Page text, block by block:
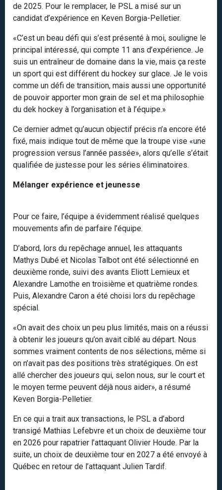
de 2025. Pour le remplacer, le PSL a misé sur un
candidat d’expérience en Keven Borgia-Pelletier.
«C’est un beau défi qui s’est présenté à moi, souligne le
principal intéressé, qui compte 11 ans d’expérience. Je
suis un entraîneur de domaine dans la vie, mais ça reste
un sport qui est différent du hockey sur glace. Je le vois
comme un défi de transition, mais aussi une opportunité
de pouvoir apporter mon grain de sel et ma philosophie
du dek hockey à l’organisation et à l’équipe.»
Ce dernier admet qu’aucun objectif précis n’a encore été
fixé, mais indique tout de même que la troupe vise «une
progression versus l’année passée», alors qu’elle s’était
qualifiée de justesse pour les séries éliminatoires.
Mélanger expérience et jeunesse
Pour ce faire, l’équipe a évidemment réalisé quelques
mouvements afin de parfaire l’équipe.
D’abord, lors du repêchage annuel, les attaquants
Mathys Dubé et Nicolas Talbot ont été sélectionné en
deuxième ronde, suivi des avants Eliott Lemieux et
Alexandre Lamothe en troisième et quatrième rondes.
Puis, Alexandre Caron a été choisi lors du repêchage
spécial.
«On avait des choix un peu plus limités, mais on a réussi
à obtenir les joueurs qu’on avait ciblé au départ. Nous
sommes vraiment contents de nos sélections, même si
on n’avait pas des positions très stratégiques. On est
allé chercher des joueurs qui, selon nous, sur le court et
le moyen terme peuvent déjà nous aider», a résumé
Keven Borgia-Pelletier.
En ce qui a trait aux transactions, le PSL a d’abord
transigé Mathias Lefebvre et un choix de deuxième tour
en 2026 pour rapatrier l’attaquant Olivier Houde. Par la
suite, un choix de deuxième tour en 2027 a été envoyé à
Québec en retour de l’attaquant Julien Tardif.